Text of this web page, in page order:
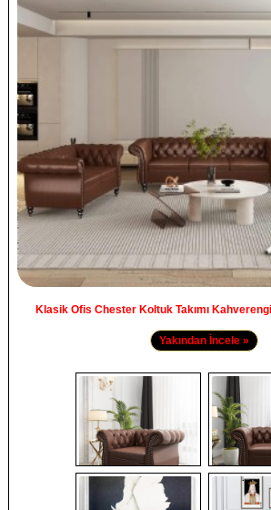
Klasik Ofis Chester Koltuk Takımı
Yakından İncele »